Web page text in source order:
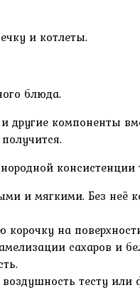
и котлеты.
блюда.
другие компоненты
и мягкими. Без неё
на
сахаров и
тесту или